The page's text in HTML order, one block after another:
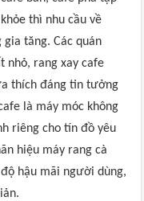
thì nhu cầu về
gia tăng. Các quán
nhỏ, rang xay cafe
thích đáng tin tưởng
là máy móc không
riêng cho tín đồ yêu
hiệu máy rang cà
hậu mãi người dùng,